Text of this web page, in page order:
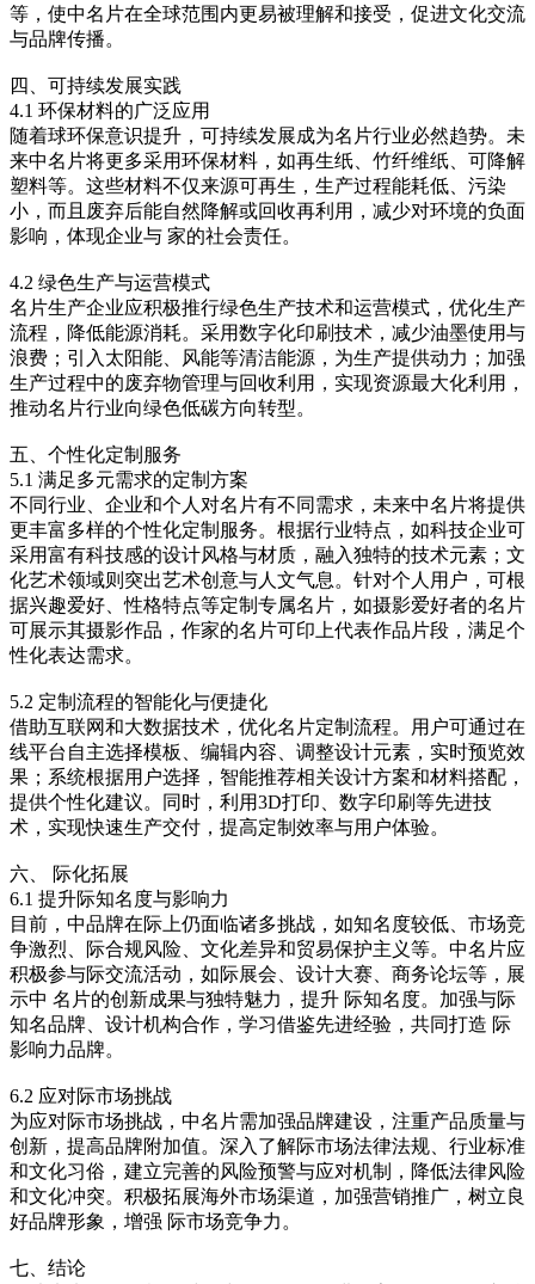
等，使中名片在全球范围内更易被理解和接受，促进文化交流
与品牌传播。
四、可持续发展实践
4.1 环保材料的广泛应用
随着球环保意识提升，可持续发展成为名片行业必然趋势。未
来中名片将更多采用环保材料，如再生纸、竹纤维纸、可降解
塑料等。这些材料不仅来源可再生，生产过程能耗低、污染
小，而且废弃后能自然降解或回收再利用，减少对环境的负面
影响，体现企业与 家的社会责任。
4.2 绿色生产与运营模式
名片生产企业应积极推行绿色生产技术和运营模式，优化生产
流程，降低能源消耗。采用数字化印刷技术，减少油墨使用与
浪费；引入太阳能、风能等清洁能源，为生产提供动力；加强
生产过程中的废弃物管理与回收利用，实现资源最大化利用，
推动名片行业向绿色低碳方向转型。
五、个性化定制服务
5.1 满足多元需求的定制方案
不同行业、企业和个人对名片有不同需求，未来中名片将提供
更丰富多样的个性化定制服务。根据行业特点，如科技企业可
采用富有科技感的设计风格与材质，融入独特的技术元素；文
化艺术领域则突出艺术创意与人文气息。针对个人用户，可根
据兴趣爱好、性格特点等定制专属名片，如摄影爱好者的名片
可展示其摄影作品，作家的名片可印上代表作品片段，满足个
性化表达需求。
5.2 定制流程的智能化与便捷化
借助互联网和大数据技术，优化名片定制流程。用户可通过在
线平台自主选择模板、编辑内容、调整设计元素，实时预览效
果；系统根据用户选择，智能推荐相关设计方案和材料搭配，
提供个性化建议。同时，利用3D打印、数字印刷等先进技
术，实现快速生产交付，提高定制效率与用户体验。
六、 际化拓展
6.1 提升际知名度与影响力
目前，中品牌在际上仍面临诸多挑战，如知名度较低、市场竞
争激烈、际合规风险、文化差异和贸易保护主义等。中名片应
积极参与际交流活动，如际展会、设计大赛、商务论坛等，展
示中 名片的创新成果与独特魅力，提升 际知名度。加强与际
知名品牌、设计机构合作，学习借鉴先进经验，共同打造 际
影响力品牌。
6.2 应对际市场挑战
为应对际市场挑战，中名片需加强品牌建设，注重产品质量与
创新，提高品牌附加值。深入了解际市场法律法规、行业标准
和文化习俗，建立完善的风险预警与应对机制，降低法律风险
和文化冲突。积极拓展海外市场渠道，加强营销推广，树立良
好品牌形象，增强 际市场竞争力。
七、结论